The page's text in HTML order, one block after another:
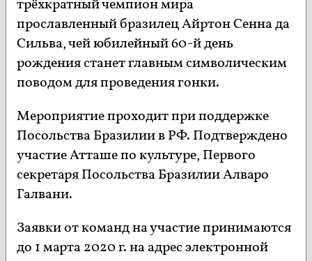
трёхкратный чемпион мира
прославленный бразилец Айртон Сенна да
Сильва, чей юбилейный 60-й день
рождения станет главным символическим
поводом для проведения гонки.
Мероприятие проходит при поддержке
Посольства Бразилии в РФ. Подтверждено
участие Атташе по культуре, Первого
секретаря Посольства Бразилии Алваро
Галвани.
Заявки от команд на участие принимаются
до 1 марта 2020 г. на адрес электронной